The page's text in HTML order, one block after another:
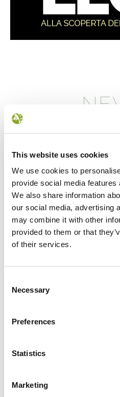
This website uses cookies
We use cookies to
provide social media
We also share information
our social media, advertising
may combine it with other
provided to them or that
of their services.
Selection
Necessary
Preferences
Statistics
Marketing
IL FUTURO
spirito/della vallePASSI